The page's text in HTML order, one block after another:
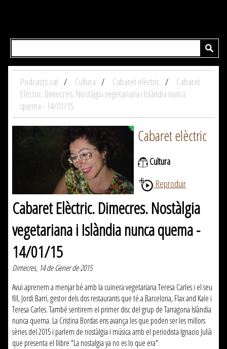
Podcasts.cat Cultura Cabaret elèctric
Cabaret
Elèctric. Dimecres. Nostàlgia vegetariana i Islàndia nunca
quema - 14/01/15
Cabaret elèctric
Cultura
Reproduir
Cabaret Elèctric. Dimecres. Nostàlgia
vegetariana i Islàndia nunca quema -
14/01/15
Dimecres, 14 de Gener de 2015
Avui aprenem a menjar bé amb la cuinera vegetariana Teresa Carles i el seu
fill, Jordi Barri, gestor dels dos restaurants que té a Barcelona, Flax and Kale i
Teresa Carles. També sentirem el primer disc del grup de Tarragona Islàndia
nunca quema. La Cristina Bordas ens avança les que poden ser les millors
sèries del 2015 i parlem de nostàlgia i música amb el periodista Ignacio Julià
que presenta el llibre "La nostalgia ya no es lo que era".